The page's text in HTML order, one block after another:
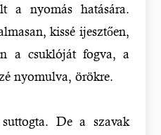
a nyomás hatására.
kissé ijesztően,
a csuklóját fogva, a
nyomulva, örökre.
De a szavak